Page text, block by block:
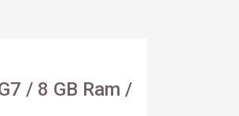
/ 8 GB Ram /